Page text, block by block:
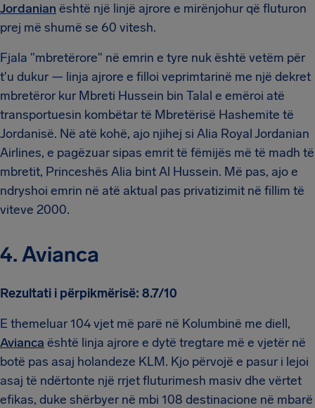
Jordanian është një linjë ajrore e mirënjohur që fluturon
prej më shumë se 60 vitesh.
Fjala "mbretërore" në emrin e tyre nuk është vetëm për
t'u dukur — linja ajrore e filloi veprimtarinë me një dekret
mbretëror kur Mbreti Hussein bin Talal e emëroi atë
transportuesin kombëtar të Mbretërisë Hashemite të
Jordanisë. Në atë kohë, ajo njihej si Alia Royal Jordanian
Airlines, e pagëzuar sipas emrit të fëmijës më të madh të
mbretit, Princeshës Alia bint Al Hussein. Më pas, ajo e
ndryshoi emrin në atë aktual pas privatizimit në fillim të
viteve 2000.
4. Avianca
Rezultati i përpikmërisë: 8.7/10
E themeluar 104 vjet më parë në Kolumbinë me diell,
Avianca është linja ajrore e dytë tregtare më e vjetër në
botë pas asaj holandeze KLM. Kjo përvojë e pasur i lejoi
asaj të ndërtonte një rrjet fluturimesh masiv dhe vërtet
efikas, duke shërbyer në mbi 108 destinacione në mbarë